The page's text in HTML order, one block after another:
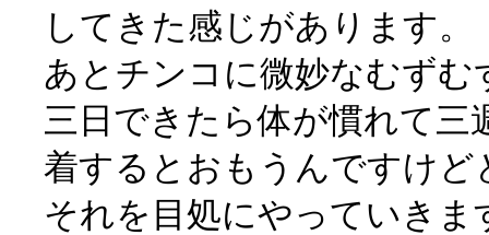
してきた感じがあります。
あとチンコに微妙なむずむ
三日できたら体が慣れて三
着するとおもうんですけど
それを目処にやっていきま